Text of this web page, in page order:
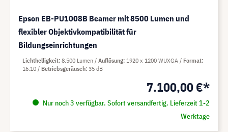
Epson EB-PU1008B Beamer mit 8500 Lumen und
flexibler Objektivkompatibilität für
Bildungseinrichtungen
7.100,00 €*
Nur noch 3 verfügbar. Sofort versandfertig. Lieferzeit 1-2
Werktage
Lichthelligkeit 8.500 Lumen Auflösung 1920 x 1200 WUXGA
Format
16:10
Betriebsgeräusch 35 dB